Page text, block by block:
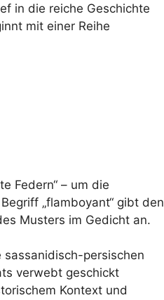
in die reiche Geschichte
mit einer Reihe
Federn“ – um die
„flamboyant“ gibt den
Musters im Gedicht an.
persischen
verwebt geschickt
Kontext und